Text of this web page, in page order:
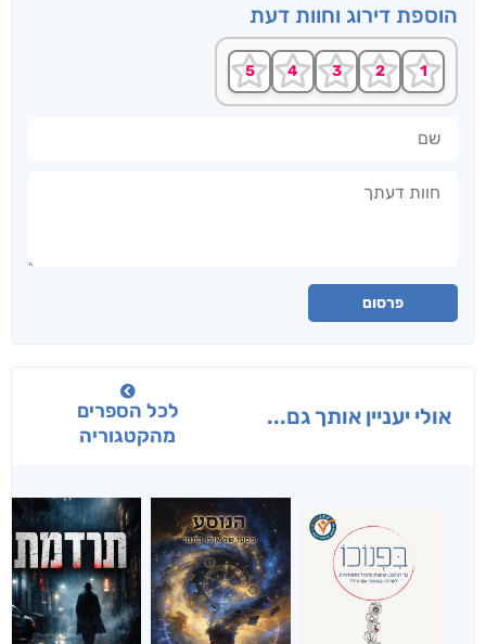
הוספת דירוג וחוות דעת
פרסום
אולי יעניין אותך גם...
לכל הספרים
מהקטגוריה